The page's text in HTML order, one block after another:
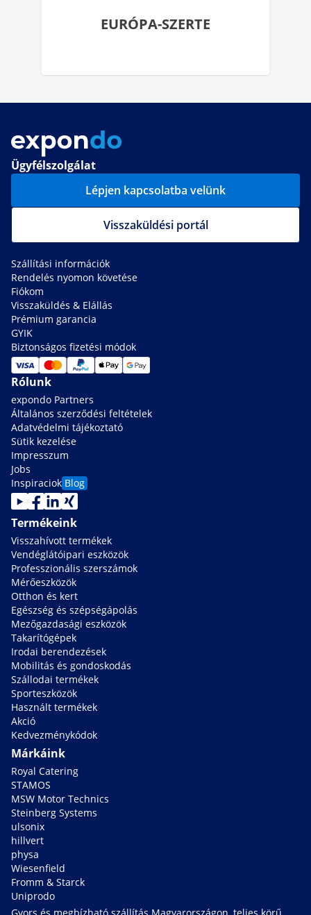
EURÓPA-SZERTE
Ügyfélszolgálat
Lépjen kapcsolatba velünk
Visszaküldési portál
Szállítási információk
Rendelés nyomon követése
Fiókom
Visszaküldés & Elállás
Prémium garancia
GYIK
Biztonságos fizetési módok
Rólunk
expondo Partners
Általános szerződési feltételek
Adatvédelmi tájékoztató
Sütik kezelése
Impresszum
Jobs
Inspiraciok Blog
Termékeink
Visszahívott termékek
Vendéglátóipari eszközök
Professzionális szerszámok
Mérőeszközök
Otthon és kert
Egészség és szépségápolás
Mezőgazdasági eszközök
Takarítógépek
Irodai berendezések
Mobilitás és gondoskodás
Szállodai termékek
Sporteszközök
Használt termékek
Akció
Kedvezménykódok
Márkáink
Royal Catering
STAMOS
MSW Motor Technics
Steinberg Systems
ulsonix
hillvert
physa
Wiesenfield
Fromm & Starck
Uniprodo